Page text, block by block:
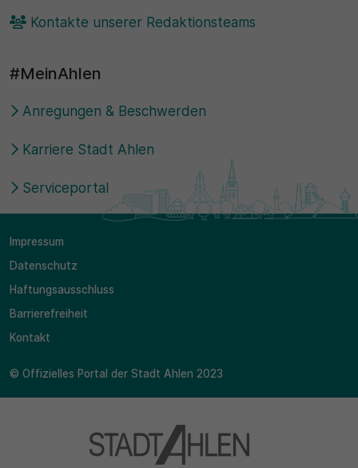
Kontakte unserer Redaktionsteams
#MeinAhlen
Anregungen & Beschwerden
Karriere Stadt Ahlen
Serviceportal
Impressum
Datenschutz
Haftungsausschluss
Barrierefreiheit
Kontakt
© Offizielles Portal der Stadt Ahlen 2023